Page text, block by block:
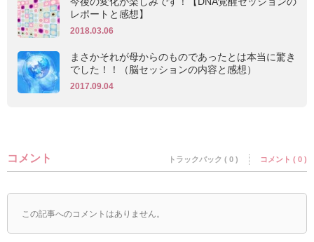
レポートと感想】
2018.03.06
まさかそれが母からのものであったとは本当に驚き
でした！！（脳セッションの内容と感想）
2017.09.04
コメント トラックバック ( 0 ) コメント ( 0 )
この記事へのコメントはありません。